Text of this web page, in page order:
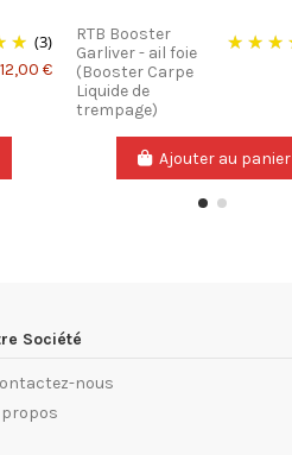
(3)
12,00 €
RTB Booster
Garliver - ail foie
(Booster Carpe
Liquide de
trempage)
Ajouter au panier
Société
nous
propos